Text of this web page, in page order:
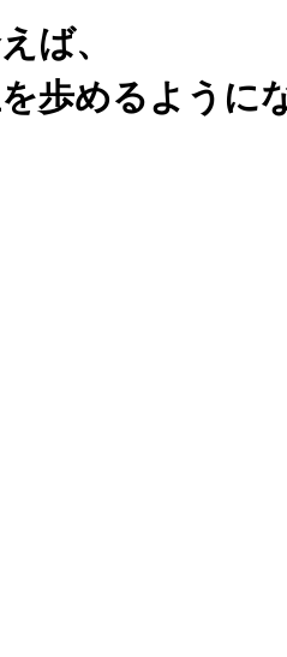
ば、
歩めるように